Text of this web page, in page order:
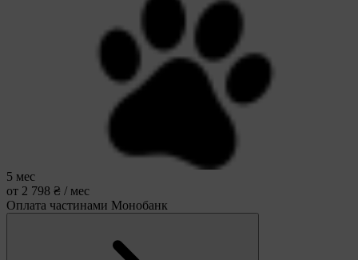
5 мес
от 2 798 ₴ / мес
Оплата частинами Монобанк